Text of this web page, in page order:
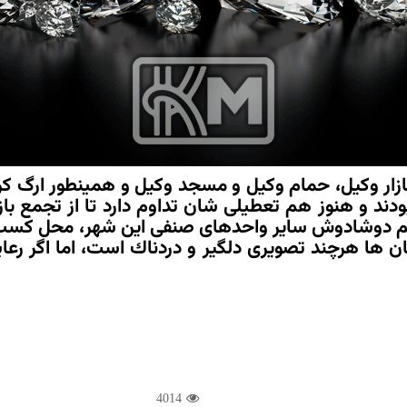
وكیل، حمام وكیل و مسجد وكیل و همینطور
و هنوز هم تعطیلی شان تداوم دارد تا از تجمع
دوشادوش سایر واحدهای صنفی این شهر، محل
ها هرچند تصویری دلگیر و دردناك است، اما
4014